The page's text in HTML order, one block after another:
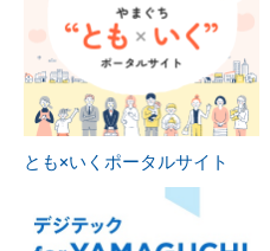
とも×いくポータルサイト